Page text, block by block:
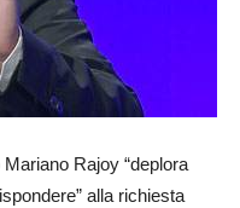
Rajoy “deplora
alla richiesta